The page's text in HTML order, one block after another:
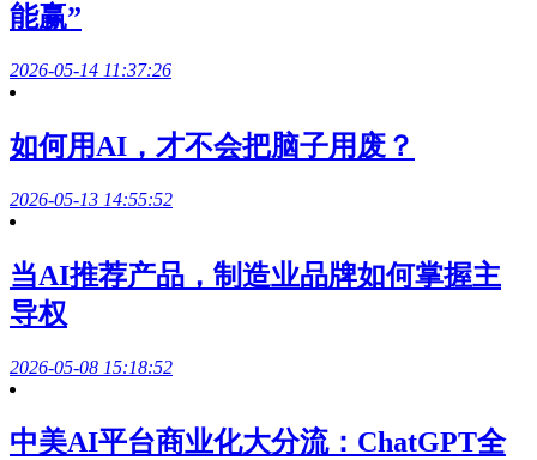
能赢”
2026-05-14 11:37:26
如何用AI，才不会把脑子用废？
2026-05-13 14:55:52
当AI推荐产品，制造业品牌如何掌握主
导权
2026-05-08 15:18:52
中美AI平台商业化大分流：ChatGPT全